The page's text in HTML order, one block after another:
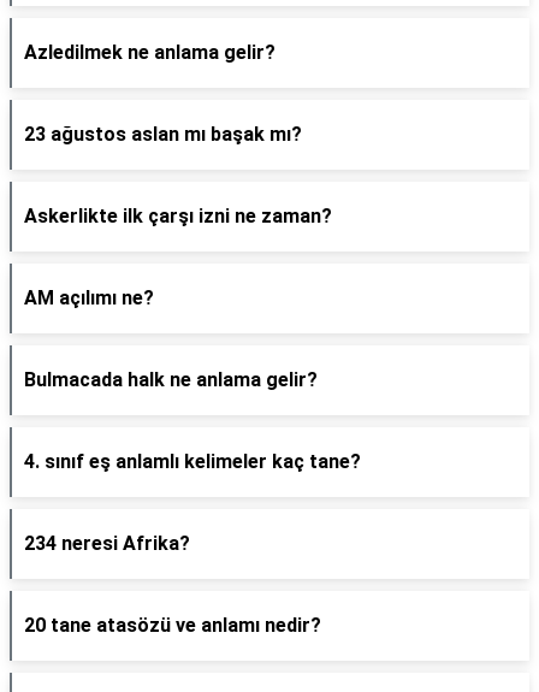
Azledilmek ne anlama gelir?
23 ağustos aslan mı başak mı?
Askerlikte ilk çarşı izni ne zaman?
AM açılımı ne?
Bulmacada halk ne anlama gelir?
4. sınıf eş anlamlı kelimeler kaç tane?
234 neresi Afrika?
20 tane atasözü ve anlamı nedir?